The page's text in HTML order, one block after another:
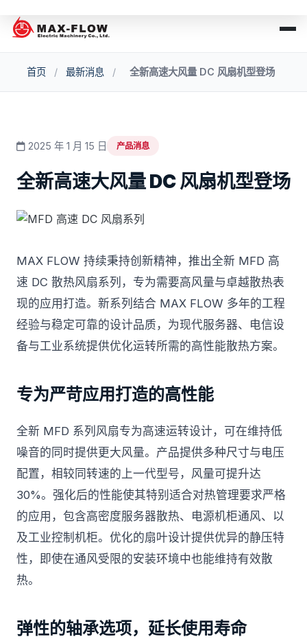
首页 / 最新消息 / 全新高速大风量 DC 风扇机型登场
2025 年 1 月 15 日 产品消息
全新高速大风量 DC 风扇机型登场
MAX FLOW 持续秉持创新精神，推出全新 MFD 高
速 DC 散热风扇系列，专为需要高风量与卓越散热表
现的应用打造。新系列结合 MAX FLOW 多年的工程
经验与稳定可靠的设计品质，为现代服务器、电信设
备与工业系统提供优化运转所需的高性能散热方案。
专为严苛应用打造的高性能
全新 MFD 系列风扇专为高速运转设计，可在维持低
噪音的同时提供更大风量。产品提供多种尺寸与电压
配置，相较同转速的上一代型号，风量可提升达
30%。强化后的性能使其特别适合对热管理要求严格
的应用，包含高密度服务器散热、电源机柜通风、以
及工业控制机柜。优化的扇叶设计提供优异的静压特
性，即使在通风受限的安装环境中也能维持有效散
热。
弹性的轴承选项，延长使用寿命